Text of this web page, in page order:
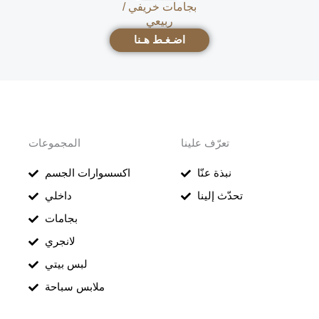
بجامات خريفي /
ربيعي
اضـغـط هـنا
المجموعات
اكسسوارات الجسم
داخلي
بجامات
لانجري
لبس بيتي
ملابس سباحة
تعرّف علينا
نبذة عنّا
تحدّث إلينا